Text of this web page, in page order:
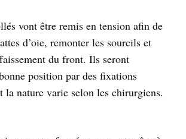
vont être remis en tension afin de
d’oie, remonter les sourcils et
du front. Ils seront
position par des fixations
la nature varie selon les chirurgiens.